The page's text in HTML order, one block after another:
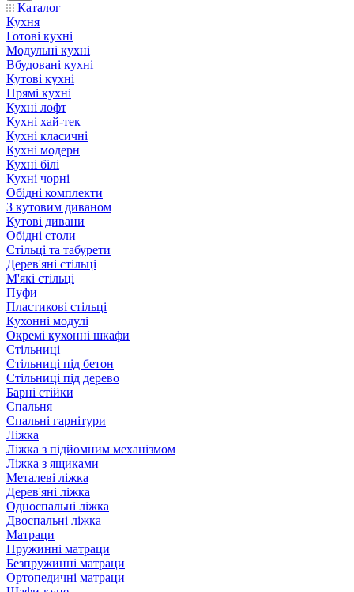
Каталог
Кухня
Готові кухні
Модульні кухні
Вбудовані кухні
Кутові кухні
Прямі кухні
Кухні лофт
Кухні хай-тек
Кухні класичні
Кухні модерн
Кухні білі
Кухні чорні
Обідні комплекти
З кутовим диваном
Кутові дивани
Обідні столи
Стільці та табурети
Дерев'яні стільці
М'які стільці
Пуфи
Пластикові стільці
Кухонні модулі
Окремі кухонні шкафи
Стільниці
Стільниці під бетон
Стільниці під дерево
Барні стійки
Спальня
Спальні гарнітури
Ліжка
Ліжка з підйомним механізмом
Ліжка з ящиками
Металеві ліжка
Дерев'яні ліжка
Односпальні ліжка
Двоспальні ліжка
Матраци
Пружинні матраци
Безпружинні матраци
Ортопедичні матраци